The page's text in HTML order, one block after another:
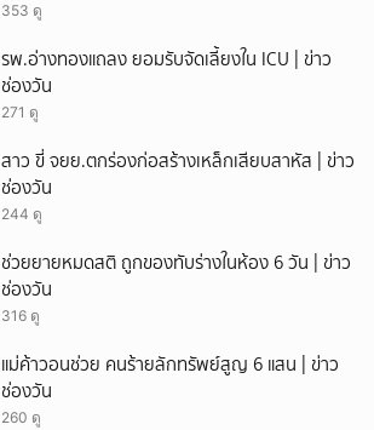
353 ดู
รพ.อ่างทองแถลง ยอมรับจัดเลี้ยงใน ICU | ข่าว
ช่องวัน
271 ดู
สาว ขี่ จยย.ตกร่องก่อสร้างเหล็กเสียบสาหัส | ข่าว
ช่องวัน
244 ดู
ช่วยยายหมดสติ ถูกของทับร่างในห้อง 6 วัน | ข่าว
ช่องวัน
316 ดู
แม่ค้าวอนช่วย คนร้ายลักทรัพย์สูญ 6 แสน | ข่าว
ช่องวัน
260 ดู